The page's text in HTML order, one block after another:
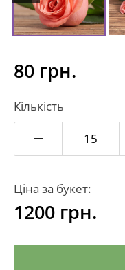
80 грн.
Кількість
Ціна за букет:
1200 грн.